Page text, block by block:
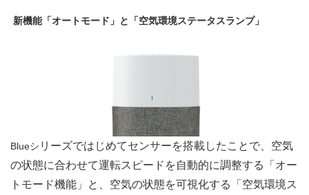
新機能「オートモード」と「空気環境ステータスランプ」
Blueシ リーズではじめてセンサーを搭載したことで、空気
の状態に合わせて運転スピードを自動的に調整する「オー
トモード機能」と、空気の状態を可視化する「空気環境ス